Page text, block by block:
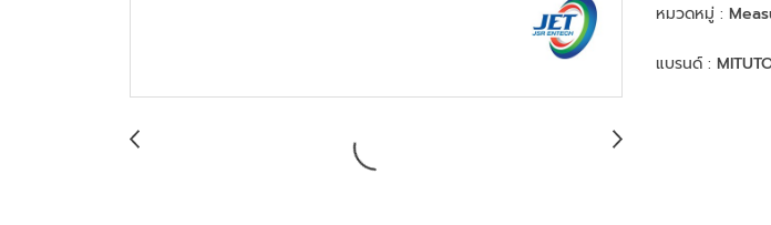
หมวดหมู่ :
แบรนด์ :